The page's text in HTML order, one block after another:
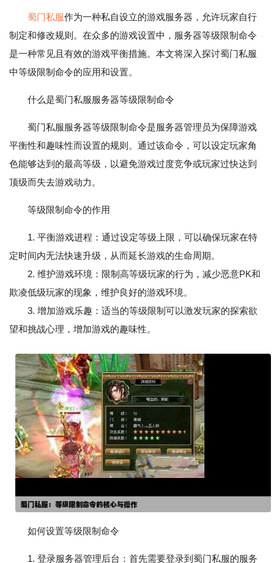
蜀门私服作为一种私自设立的游戏服务器，允许玩家自行
制定和修改规则。在众多的游戏设置中，服务器等级限制命令
是一种常见且有效的游戏平衡措施。本文将深入探讨蜀门私服
中等级限制命令的应用和设置。
什么是蜀门私服服务器等级限制命令
蜀门私服服务器等级限制命令是服务器管理员为保障游戏
平衡性和趣味性而设置的规则。通过该命令，可以设定玩家角
色能够达到的最高等级，以避免游戏过度竞争或玩家过快达到
顶级而失去游戏动力。
等级限制命令的作用
1. 平衡游戏进程：通过设定等级上限，可以确保玩家在特
定时间内无法快速升级，从而延长游戏的生命周期。
2. 维护游戏环境：限制高等级玩家的行为，减少恶意PK和
欺凌低级玩家的现象，维护良好的游戏环境。
3. 增加游戏乐趣：适当的等级限制可以激发玩家的探索欲
望和挑战心理，增加游戏的趣味性。
如何设置等级限制命令
1. 登录服务器管理后台：首先需要登录到蜀门私服的服务